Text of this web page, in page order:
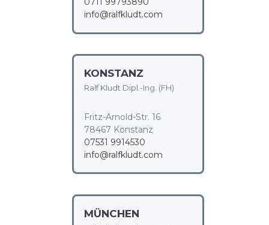
info@ralfkludt.com
KONSTANZ
Ralf Kludt Dipl.-Ing. (FH)
Fritz-Arnold-Str. 16
78467 Konstanz
07531 9914530
info@ralfkludt.com
MÜNCHEN